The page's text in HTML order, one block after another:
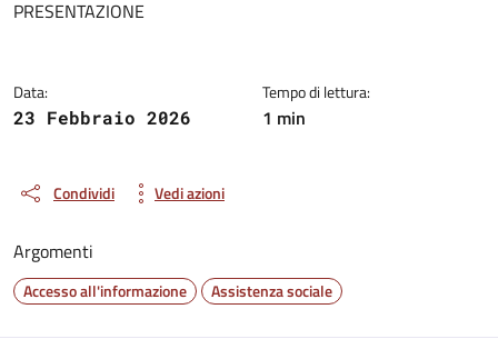
PRESENTAZIONE
Data:
23 Febbraio 2026
Tempo di lettura:
1 min
Condividi Vedi azioni
Argomenti
Accesso all'informazione Assistenza sociale